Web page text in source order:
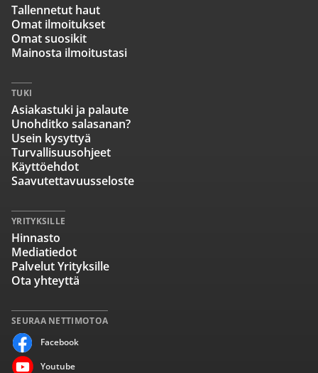
SEURAA NETTIMOTOA
Facebook
Youtube
Tallennetut haut
Omat ilmoitukset
Omat suosikit
Mainosta ilmoitustasi
TUKI
Asiakastuki ja palaute
Unohditko salasanan?
Usein kysyttyä
Turvallisuusohjeet
Käyttöehdot
Saavutettavuusseloste
YRITYKSILLE
Hinnasto
Mediatiedot
Palvelut Yrityksille
Ota yhteyttä